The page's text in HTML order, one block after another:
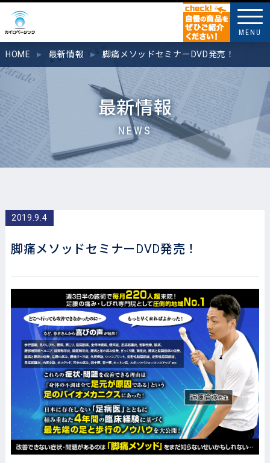
MENU
HOME 最新情報 脚痛メソッドセミナーDVD発売！
最新情報
NEWS
2019.9.4
脚痛メソッドセミナーDVD発売！